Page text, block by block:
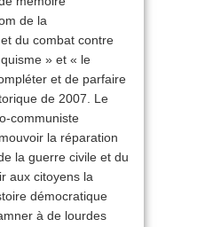
de la
du combat contre
» et « le
et de parfaire
de 2007. Le
communiste
la réparation
la guerre civile et du
aux citoyens la
démocratique
à de lourdes